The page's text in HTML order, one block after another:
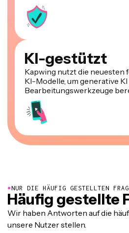
KI-gestützt
Kapwing nutzt die
KI-Modelle, um generative
Bearbeitungswerkzeuge
●NUR DIE HÄUFIG GESTELLTEN
Häufig gestellte
Wir haben Antworten auf die
unsere Nutzer stellen.